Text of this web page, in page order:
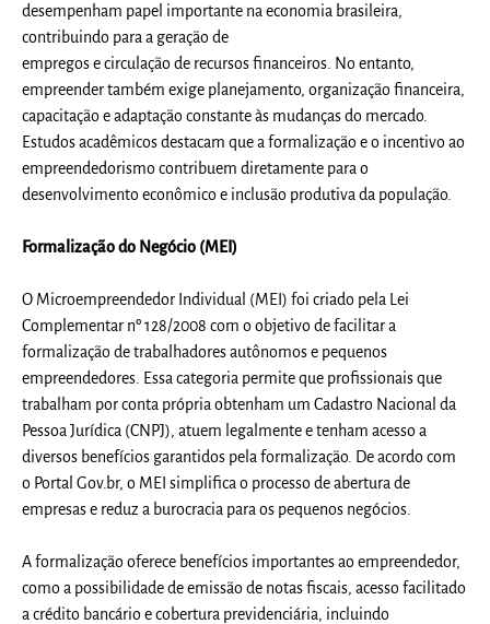
desempenham papel importante na economia brasileira,
contribuindo para a geração de
empregos e circulação de recursos financeiros. No entanto,
empreender também exige planejamento, organização financeira,
capacitação e adaptação constante às mudanças do mercado.
Estudos acadêmicos destacam que a formalização e o incentivo ao
empreendedorismo contribuem diretamente para o
desenvolvimento econômico e inclusão produtiva da população.
Formalização do Negócio (MEI)
O Microempreendedor Individual (MEI) foi criado pela Lei
Complementar nº 128/2008 com o objetivo de facilitar a
formalização de trabalhadores autônomos e pequenos
empreendedores. Essa categoria permite que profissionais que
trabalham por conta própria obtenham um Cadastro Nacional da
Pessoa Jurídica (CNPJ), atuem legalmente e tenham acesso a
diversos benefícios garantidos pela formalização. De acordo com
o Portal Gov.br, o MEI simplifica o processo de abertura de
empresas e reduz a burocracia para os pequenos negócios.
A formalização oferece benefícios importantes ao empreendedor,
como a possibilidade de emissão de notas fiscais, acesso facilitado
a crédito bancário e cobertura previdenciária, incluindo